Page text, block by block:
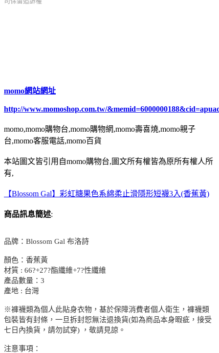
momo網站網址
http://www.momoshop.com.tw/
momo,momo購物台,momo購物網,momo壽喜燒,momo親子
台,momo客服電話,momo百貨
本站圖文皆引用自momo購物台,圖文所有權皆為原所有權人所
有,
【Blossom Gal】彩虹糖果色系綿柔止滑隱形短襪3入(香蕉黃)
商品訊息簡述:
品牌：Blossom Gal 布洛詩
顏色：香蕉黃
材質 : 66?+27?酯纖維+7?性纖維
產品數量：3
產地 : 台灣
※褲襪類為個人此貼身衣物，基於保障消費者個人衛生，褲襪類
包裝皆有封條，一旦拆封恕無法退換貨(如為商品本身暇疵，接受
七日內換貨，請勿試穿) ，敬請見諒。
注意事項：